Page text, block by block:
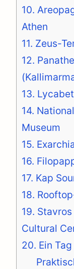
10.
Athen
11. Zeus-
12.
13.
14.
Museum
15.
16.
17. Kap
18.
19.
Cultural
20. Ein